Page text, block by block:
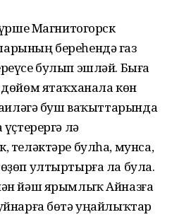
Магнитогорск
береһендә газ
булып эшләй. Быға
ятаҡха­нала көн
буш ваҡыттарында
лә
теләктәре булһа, мунса,
ултыртырға ла була.
йәш ярымлыҡ Айназға
бөтә уңайлыҡтар